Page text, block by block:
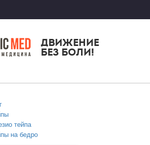
ДВИЖЕНИЕ
БЕЗ БОЛИ!
тейпа
на бедро